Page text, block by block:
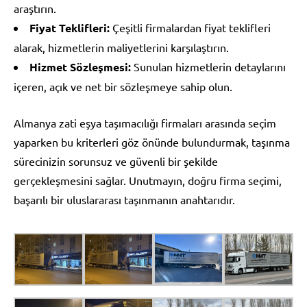
araştırın.
Fiyat Teklifleri: Çeşitli firmalardan fiyat teklifleri
alarak, hizmetlerin maliyetlerini karşılaştırın.
Hizmet Sözleşmesi: Sunulan hizmetlerin detaylarını
içeren, açık ve net bir sözleşmeye sahip olun.
Almanya zati eşya taşımacılığı firmaları arasında seçim
yaparken bu kriterleri göz önünde bulundurmak, taşınma
sürecinizin sorunsuz ve güvenli bir şekilde
gerçekleşmesini sağlar. Unutmayın, doğru firma seçimi,
başarılı bir uluslararası taşınmanın anahtarıdır.